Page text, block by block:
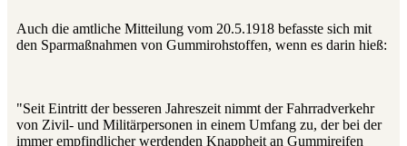
Auch die amtliche Mitteilung vom 20.5.1918 befasste sich mit
den Sparmaßnahmen von Gummirohstoffen, wenn es darin hieß:
"Seit Eintritt der besseren Jahreszeit nimmt der Fahrradverkehr
von Zivil- und Militär­personen in einem Umfang zu, der bei der
immer empfindlicher werdenden Knappheit an Gummireifen